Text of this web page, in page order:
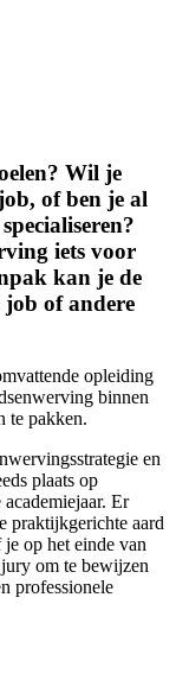
Wil je
of ben je al
iets voor
kan je de
job of andere
opleiding
binnen
te pakken.
en
plaats op
Er
praktijkgerichte aard
op het einde van
om te bewijzen
professionele